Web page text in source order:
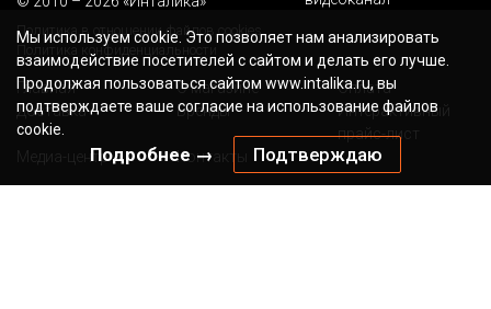
Мы используем cookie. Это позволяет нам анализировать
взаимодействие посетителей с сайтом и делать его лучше.
Продолжая пользоваться сайтом www.intalika.ru, вы
подтверждаете ваше согласие на использование файлов
cookie.
Подробнее → Подтверждаю
Политика в отношении файлов cookies
Политика конфиденциальности
Главная О магазине
Оплата
Доставка
Бренды
Интерактивный
прайс-лист
Медиа-центр
Контакты